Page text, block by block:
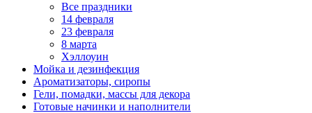
Все праздники
14 февраля
23 февраля
8 марта
Хэллоуин
Мойка и дезинфекция
Ароматизаторы, сиропы
Гели, помадки, массы для декора
Готовые начинки и наполнители